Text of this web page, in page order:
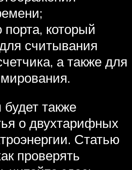
порта, который
считывания
а также для
также
о двухтарифных
Статью
проверять